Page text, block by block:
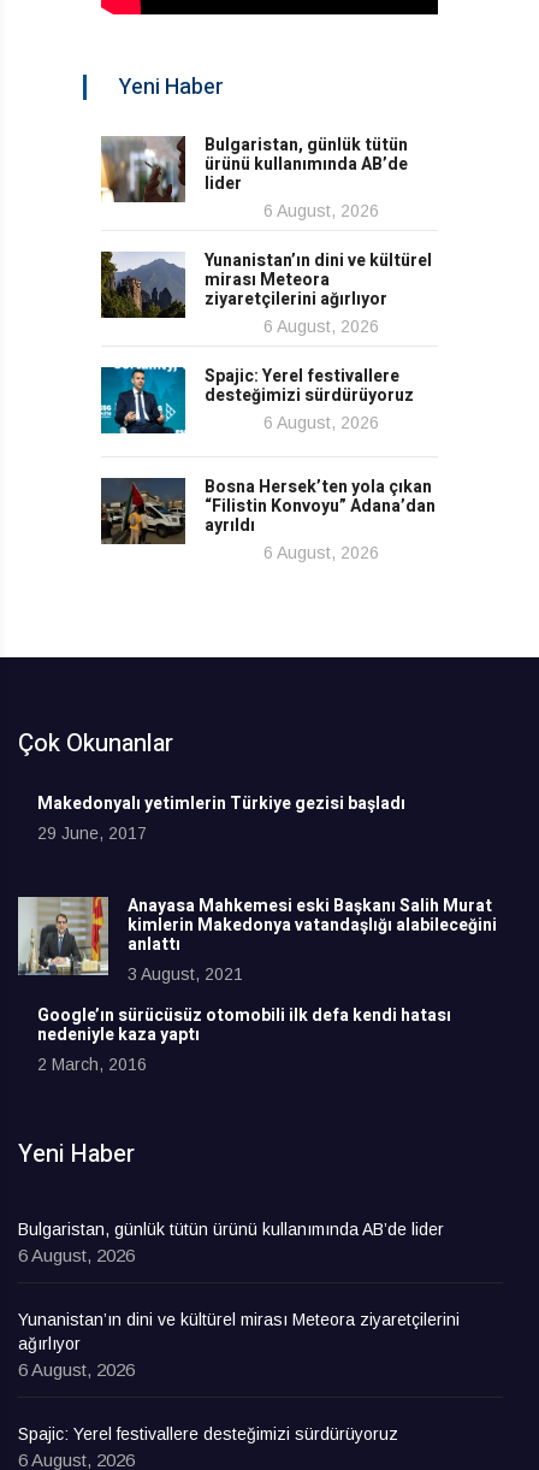
Yeni Haber
Bulgaristan, günlük tütün
ürünü kullanımında AB’de
lider
6 August, 2026
Yunanistan’ın dini ve kültürel
mirası Meteora
ziyaretçilerini ağırlıyor
6 August, 2026
Spajic: Yerel festivallere
desteğimizi sürdürüyoruz
6 August, 2026
Bosna Hersek’ten yola çıkan
“Filistin Konvoyu” Adana’dan
ayrıldı
6 August, 2026
Çok Okunanlar
Makedonyalı yetimlerin Türkiye gezisi başladı
29 June, 2017
Anayasa Mahkemesi eski Başkanı Salih Murat
kimlerin Makedonya vatandaşlığı alabileceğini
anlattı
3 August, 2021
Google’ın sürücüsüz otomobili ilk defa kendi hatası
nedeniyle kaza yaptı
2 March, 2016
Yeni Haber
Bulgaristan, günlük tütün ürünü kullanımında AB’de lider
6 August, 2026
Yunanistan’ın dini ve kültürel mirası Meteora ziyaretçilerini
ağırlıyor
6 August, 2026
Spajic: Yerel festivallere desteğimizi sürdürüyoruz
6 August, 2026